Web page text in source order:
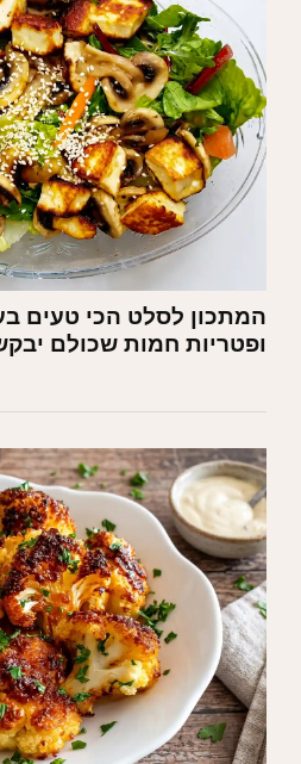
המתכון לסלט הכי טעים
ופטריות חמות שכולם